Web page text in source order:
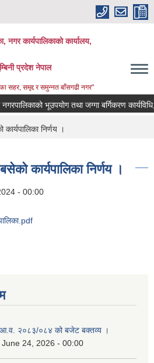
नगर कार्यपालिकाकाे कार्यालय,
प्रदेश नेपाल
सहर, समृद्द र समुन्नत बाँसगढी नगर"
भूउपयोग तथा जग्गा बर्गिकरण
निर्णय ।
कार्यपालिका निर्णय ।
- 00:00
आ.व. २०८३/०८४ को बजेट बक्तव्य ।
24, 2026 - 00:00